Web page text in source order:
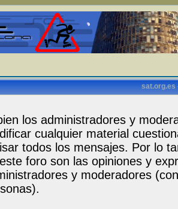
sat.org.es
los administradores y
cualquier material
todos los mensajes. Por lo
foro son las opiniones y
y moderadores